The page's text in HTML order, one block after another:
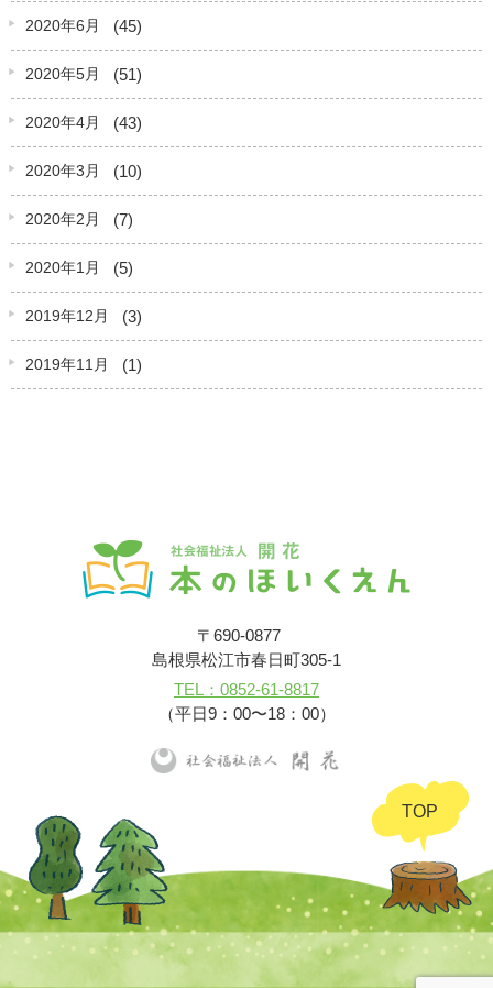
2020年6月 (45)
2020年5月 (51)
2020年4月 (43)
2020年3月 (10)
2020年2月 (7)
2020年1月 (5)
2019年12月 (3)
2019年11月 (1)
〒690-0877
島根県松江市春日町305-1
TEL：0852-61-8817
（平日9：00〜18：00）
TOP